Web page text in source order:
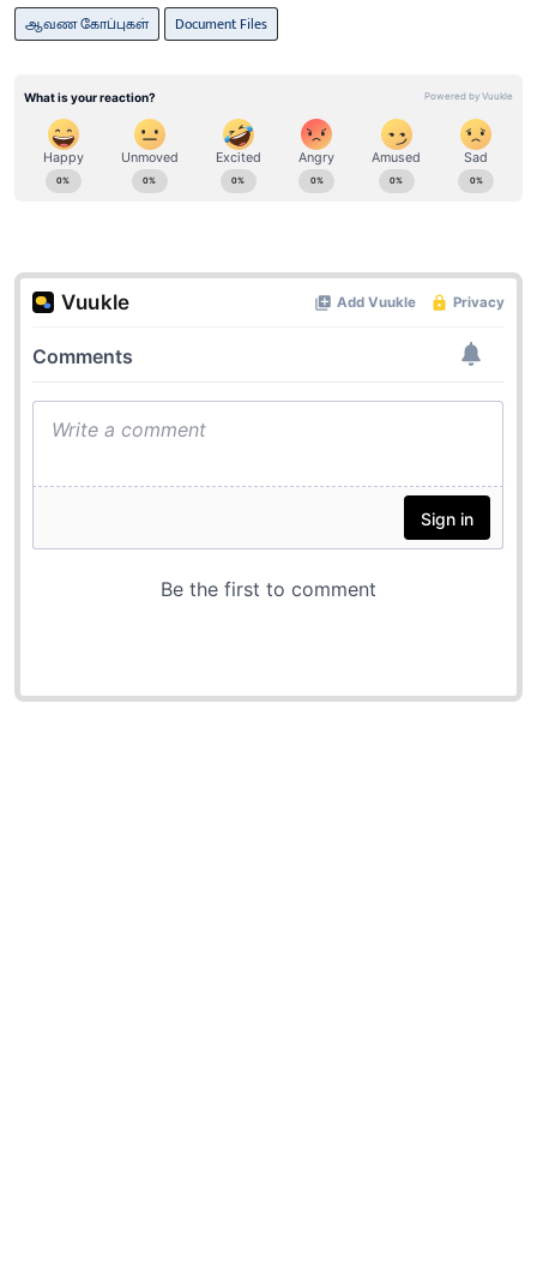
ஆவண கோப்புகள்
Document Files